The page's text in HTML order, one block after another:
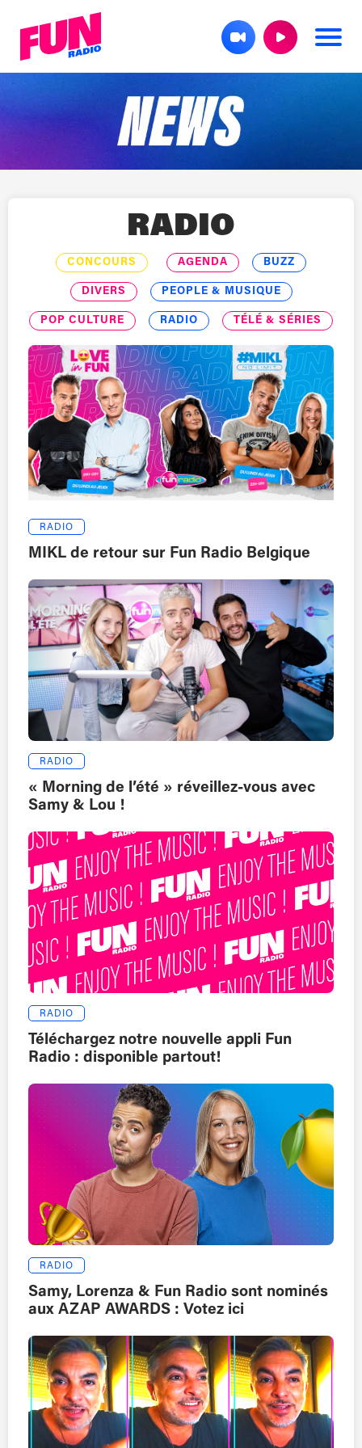
RADIO
CONCOURS AGENDA BUZZ
DIVERS PEOPLE & MUSIQUE
POP CULTURE RADIO TÉLÉ & SÉRIES
RADIO
MIKL de retour sur Fun Radio Belgique
RADIO
« Morning de l’été » réveillez-vous avec
Samy & Lou !
RADIO
Téléchargez notre nouvelle appli Fun
Radio : disponible partout!
RADIO
Samy, Lorenza & Fun Radio sont nominés
aux AZAP AWARDS : Votez ici